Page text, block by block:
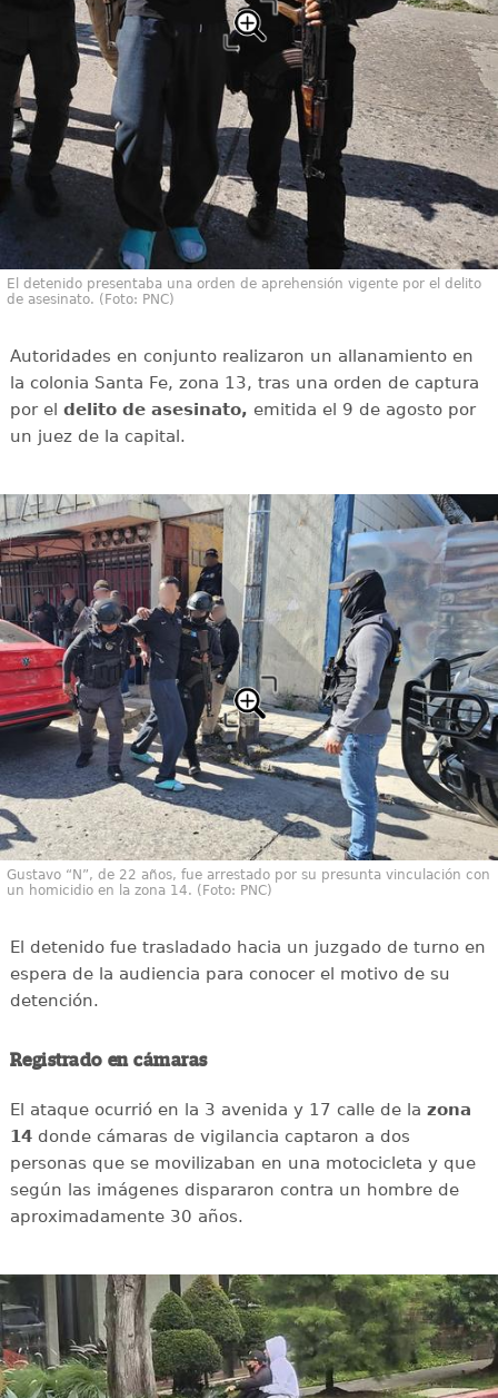
El detenido presentaba una orden de aprehensión vigente por el delito
de asesinato. (Foto: PNC)
Autoridades en conjunto realizaron un allanamiento en
la colonia Santa Fe, zona 13, tras una orden de captura
por el delito de asesinato, emitida el 9 de agosto por
un juez de la capital.
Gustavo “N”, de 22 años, fue arrestado por su presunta vinculación con
un homicidio en la zona 14. (Foto: PNC)
El detenido fue trasladado hacia un juzgado de turno en
espera de la audiencia para conocer el motivo de su
detención.
Registrado en cámaras
El ataque ocurrió en la 3 avenida y 17 calle de la zona
14donde cámaras de vigilancia captaron a dos
personas que se movilizaban en una motocicleta y que
según las imágenes dispararon contra un hombre de
aproximadamente 30 años.